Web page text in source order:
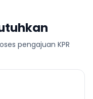
pengajuan KPR